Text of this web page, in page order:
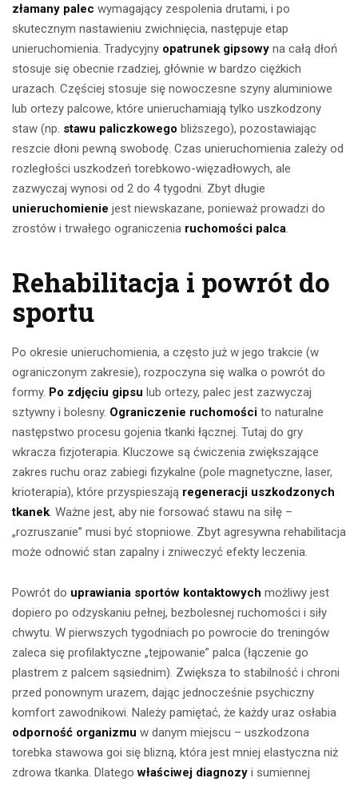
złamany palec wymagający zespolenia drutami, i po
skutecznym nastawieniu zwichnięcia, następuje etap
unieruchomienia. Tradycyjny opatrunek gipsowy na całą dłoń
stosuje się obecnie rzadziej, głównie w bardzo ciężkich
urazach. Częściej stosuje się nowoczesne szyny aluminiowe
lub ortezy palcowe, które unieruchamiają tylko uszkodzony
staw (np. stawu paliczkowego bliższego), pozostawiając
reszcie dłoni pewną swobodę. Czas unieruchomienia zależy od
rozległości uszkodzeń torebkowo-więzadłowych, ale
zazwyczaj wynosi od 2 do 4 tygodni. Zbyt długie
unieruchomienie jest niewskazane, ponieważ prowadzi do
zrostów i trwałego ograniczenia ruchomości palca.
Rehabilitacja i powrót do
sportu
Po okresie unieruchomienia, a często już w jego trakcie (w
ograniczonym zakresie), rozpoczyna się walka o powrót do
formy. Po zdjęciu gipsu lub ortezy, palec jest zazwyczaj
sztywny i bolesny. Ograniczenie ruchomości to naturalne
następstwo procesu gojenia tkanki łącznej. Tutaj do gry
wkracza fizjoterapia. Kluczowe są ćwiczenia zwiększające
zakres ruchu oraz zabiegi fizykalne (pole magnetyczne, laser,
krioterapia), które przyspieszają regeneracji uszkodzonych
tkanek. Ważne jest, aby nie forsować stawu na siłę –
„rozruszanie” musi być stopniowe. Zbyt agresywna rehabilitacja
może odnowić stan zapalny i zniweczyć efekty leczenia.
Powrót do uprawiania sportów kontaktowych możliwy jest
dopiero po odzyskaniu pełnej, bezbolesnej ruchomości i siły
chwytu. W pierwszych tygodniach po powrocie do treningów
zaleca się profilaktyczne „tejpowanie” palca (łączenie go
plastrem z palcem sąsiednim). Zwiększa to stabilność i chroni
przed ponownym urazem, dając jednocześnie psychiczny
komfort zawodnikowi. Należy pamiętać, że każdy uraz osłabia
odporność organizmu w danym miejscu – uszkodzona
torebka stawowa goi się blizną, która jest mniej elastyczna niż
zdrowa tkanka. Dlategowłaściwej diagnozy i sumiennej